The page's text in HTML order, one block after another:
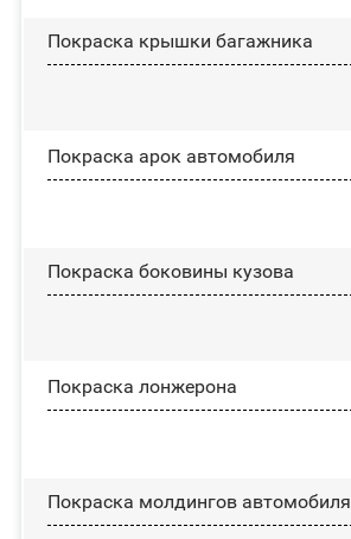
Покраска крышки багажника
Покраска арок автомобиля
Покраска боковины кузова
Покраска лонжерона
Покраска молдингов автомобиля